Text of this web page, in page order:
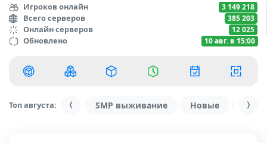
Игроков онлайн 3 149 218
Всего серверов 385 203
Онлайн серверов 12 025
Обновлено 10 авг. в 15:00
Топ августа: SMP выживание Новые С